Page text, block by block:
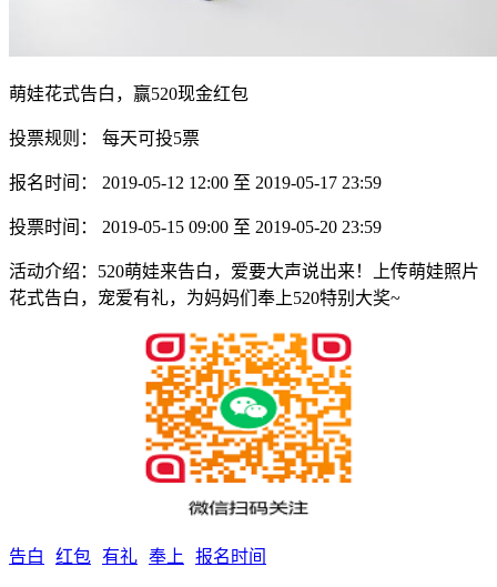
萌娃花式告白，赢520现金红包
投票规则： 每天可投5票
报名时间： 2019-05-12 12:00 至 2019-05-17 23:59
投票时间： 2019-05-15 09:00 至 2019-05-20 23:59
活动介绍：520萌娃来告白，爱要大声说出来！上传萌娃照片
花式告白，宠爱有礼，为妈妈们奉上520特别大奖~
告白 红包 有礼 奉上 报名时间